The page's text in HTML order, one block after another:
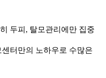
두피, 탈모관리에만 집중
터만의 노하우로 수많은